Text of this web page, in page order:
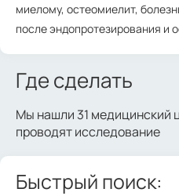
миелому, остеомиелит,
после эндопротезирования и
Где сделать
Мы нашли 31 медицинский
проводят исследование
Быстрый поиск: